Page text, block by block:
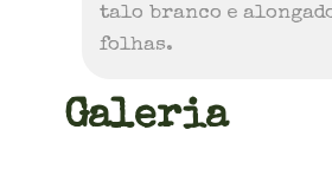
talo branco e
folhas.
Galeria